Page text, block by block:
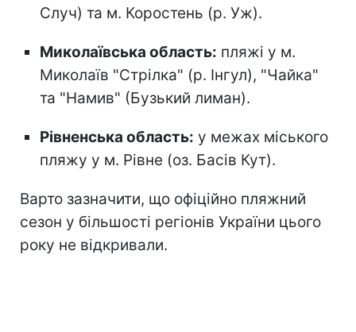
Случ) та м. Коростень (р. Уж).
Миколаївська область: пляжі у м.
Миколаїв "Стрілка" (р. Інгул), "Чайка"
та "Намив" (Бузький лиман).
Рівненська область: у межах міського
пляжу у м. Рівне (оз. Басів Кут).
Варто зазначити, що офіційно пляжний
сезон у більшості регіонів України цього
року не відкривали.